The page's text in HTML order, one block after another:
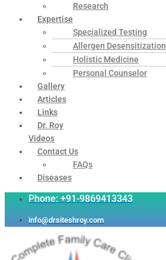
Research
Expertise
Specialized Testing
Allergen Desensitization
Holistic Medicine
Personal Counselor
Gallery
Articles
Links
Dr. Roy
Videos
Contact Us
FAQs
Diseases
Phone: +91-9869413343
info@drsiteshroy.com